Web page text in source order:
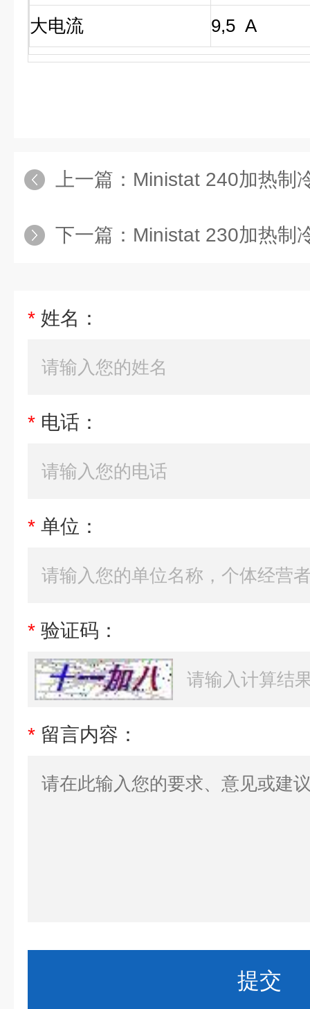
大电流
9,5 A
上一篇： Ministat 240加热制
下一篇： Ministat 230加热制
* 姓名：
* 电话：
* 单位：
* 验证码：
* 留言内容：